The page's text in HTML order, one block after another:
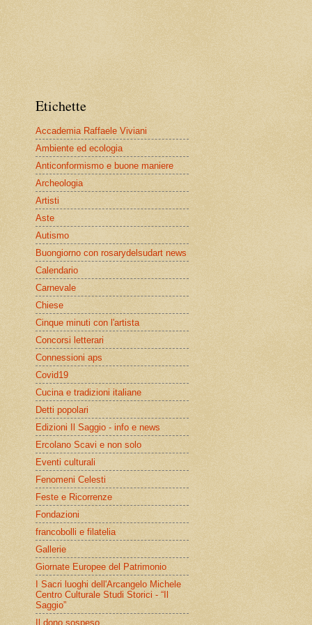
Etichette
Accademia Raffaele Viviani
Ambiente ed ecologia
Anticonformismo e buone maniere
Archeologia
Artisti
Aste
Autismo
Buongiorno con rosarydelsudart news
Calendario
Carnevale
Chiese
Cinque minuti con l'artista
Concorsi letterari
Connessioni aps
Covid19
Cucina e tradizioni italiane
Detti popolari
Edizioni Il Saggio - info e news
Ercolano Scavi e non solo
Eventi culturali
Fenomeni Celesti
Feste e Ricorrenze
Fondazioni
francobolli e filatelia
Gallerie
Giornate Europee del Patrimonio
I Sacri luoghi dell'Arcangelo Michele
Centro Culturale Studi Storici - “Il
Saggio”
Il dono sospeso